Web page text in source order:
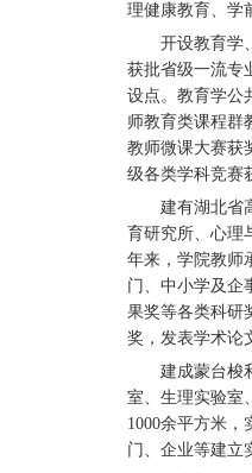
理健康教育、学
开设教育学
获批省级一流专
设点。教育学公
师教育类课程群
教师微课大赛获
级各类学科竞赛
建有湖北省
育研究所、心理
年来，学院教师
门、中小学及企
果奖等各类科研
奖，发表学术论
建成蒙台梭
室、生理实验室
1000余平方米
门、企业等建立